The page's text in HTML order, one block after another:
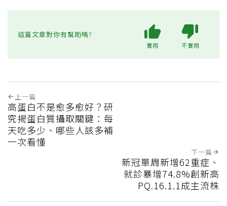
這篇文章對你有幫助嗎?
實用 不實用
上一篇
高蛋白不是愈多愈好？研
究揭蛋白質攝取關鍵：每
天吃多少、哪些人該多補
一次看懂
下一篇
新冠單周新增62重症、
就診暴增74.8%創新高
PQ.16.1.1成主流株